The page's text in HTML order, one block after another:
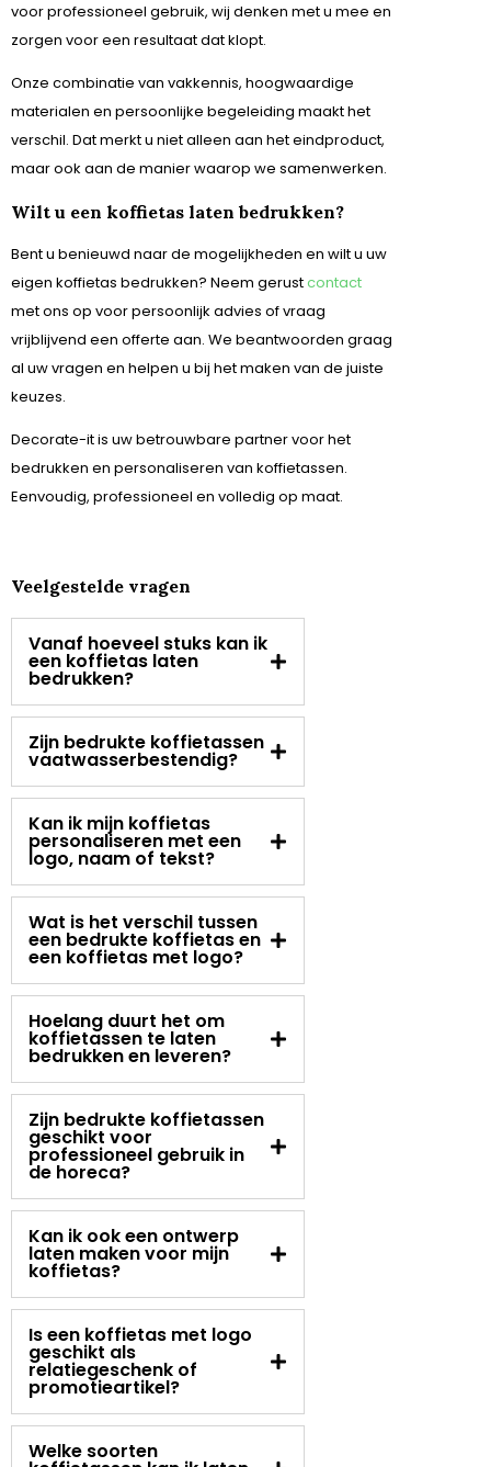
voor professioneel gebruik, wij denken met u mee en
zorgen voor een resultaat dat klopt.
Onze combinatie van vakkennis, hoogwaardige
materialen en persoonlijke begeleiding maakt het
verschil. Dat merkt u niet alleen aan het eindproduct,
maar ook aan de manier waarop we samenwerken.
Wilt u een koffietas laten bedrukken?
Bent u benieuwd naar de mogelijkheden en wilt u uw
eigen koffietas bedrukken? Neem gerustcontact
met ons op voor persoonlijk advies of vraag
vrijblijvend een offerte aan. We beantwoorden graag
al uw vragen en helpen u bij het maken van de juiste
keuzes.
Decorate-it is uw betrouwbare partner voor het
bedrukken en personaliseren van koffietassen.
Eenvoudig, professioneel en volledig op maat.
Veelgestelde vragen
Vanaf hoeveel stuks kan ik
een koffietas laten
bedrukken?
Zijn bedrukte koffietassen
vaatwasserbestendig?
Kan ik mijn koffietas
personaliseren met een
logo, naam of tekst?
Wat is het verschil tussen
een bedrukte koffietas en
een koffietas met logo?
Hoelang duurt het om
koffietassen te laten
bedrukken en leveren?
Zijn bedrukte koffietassen
geschikt voor
professioneel gebruik in
de horeca?
Kan ik ook een ontwerp
laten maken voor mijn
koffietas?
Is een koffietas met logo
geschikt als
relatiegeschenk of
promotieartikel?
Welke soorten